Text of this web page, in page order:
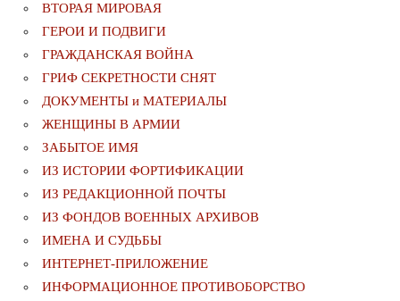
ВТОРАЯ МИРОВАЯ
ГЕРОИ И ПОДВИГИ
ГРАЖДАНСКАЯ ВОЙНА
ГРИФ СЕКРЕТНОСТИ СНЯТ
ДОКУМЕНТЫ и МАТЕРИАЛЫ
ЖЕНЩИНЫ В АРМИИ
ЗАБЫТОЕ ИМЯ
ИЗ ИСТОРИИ ФОРТИФИКАЦИИ
ИЗ РЕДАКЦИОННОЙ ПОЧТЫ
ИЗ ФОНДОВ ВОЕННЫХ АРХИВОВ
ИМЕНА И СУДЬБЫ
ИНТЕРНЕТ-ПРИЛОЖЕНИЕ
ИНФОРМАЦИОННОЕ ПРОТИВОБОРСТВО